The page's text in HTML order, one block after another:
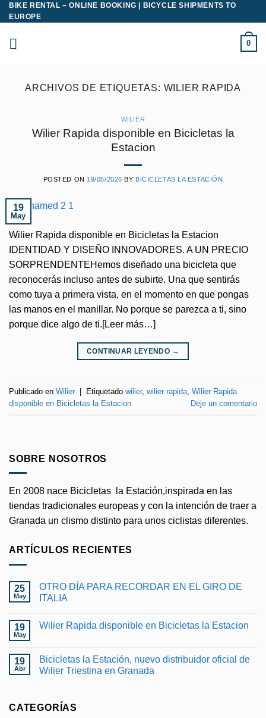
Saltar
al
contenido
BIKE RENTAL – ONLINE BOOKING | BICYCLE SHIPMENTS TO
EUROPE
0
ARCHIVOS DE ETIQUETAS: WILIER RAPIDA
WILIER
Wilier Rapida disponible en Bicicletas la
Estacion
POSTED ON 19/05/2026 BY BICICLETAS LA ESTACIÓN
19
May
Wilier Rapida disponible en Bicicletas la Estacion
IDENTIDAD Y DISEÑO INNOVADORES. A UN PRECIO
SORPRENDENTEHemos diseñado una bicicleta que
reconocerás incluso antes de subirte. Una que sentirás
como tuya a primera vista, en el momento en que pongas
las manos en el manillar. No porque se parezca a ti, sino
porque dice algo de ti.[Leer más…]
CONTINUAR LEYENDO →
Publicado en Wilier Etiquetado wilier, wilier rapida, Wilier Rapida
disponible en Bicicletas la Estacion
Deje un comentario
SOBRE NOSOTROS
En 2008 nace Bicicletas la Estación,inspirada en las
tiendas tradicionales europeas y con la intención de traer a
Granada un clismo distinto para unos ciclistas diferentes.
ARTÍCULOS RECIENTES
25
May
OTRO DÍA PARA RECORDAR EN EL GIRO DE
ITALIA
comentarios
PARA
RECORDAR
EN
ITALIA
19
May
Wilier Rapida disponible en Bicicletas la Estacion
en
Wilier
Rapida
la
19
Abr
Bicicletas la Estación, nuevo distribuidor oficial de
Wilier Triestina en Granada
en
Bicicletas
CATEGORÍAS